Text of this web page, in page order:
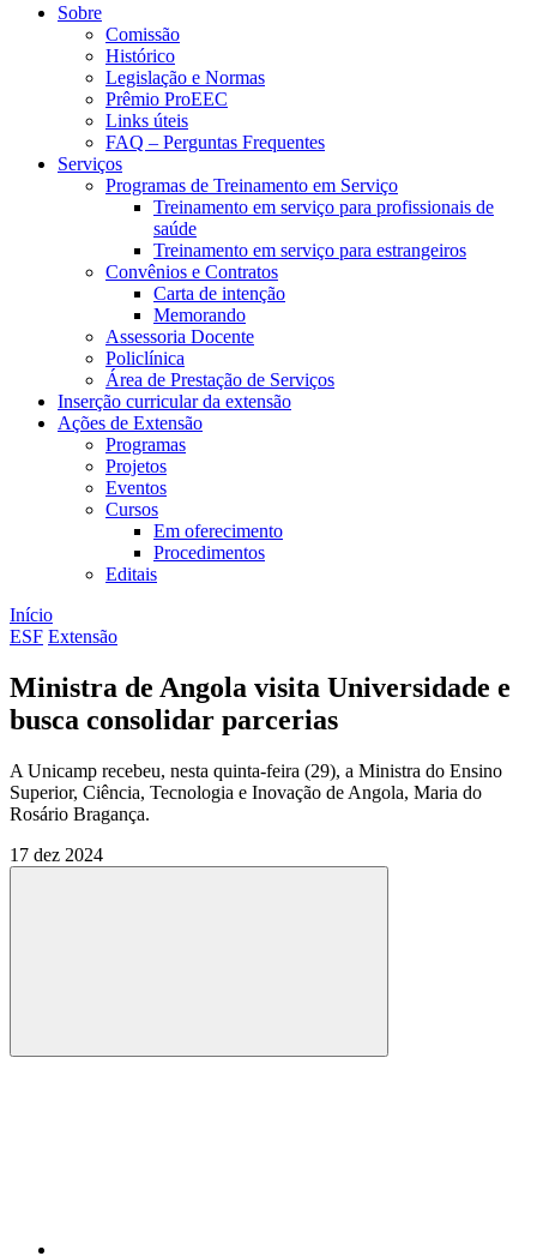
Sobre
Comissão
Histórico
Legislação e Normas
Prêmio ProEEC
Links úteis
FAQ – Perguntas Frequentes
Serviços
Programas de Treinamento em Serviço
Treinamento em serviço para profissionais de
saúde
Treinamento em serviço para estrangeiros
Convênios e Contratos
Carta de intenção
Memorando
Assessoria Docente
Policlínica
Área de Prestação de Serviços
Inserção curricular da extensão
Ações de Extensão
Programas
Projetos
Eventos
Cursos
Em oferecimento
Procedimentos
Editais
Início
ESF Extensão
Ministra de Angola visita Universidade e
busca consolidar parcerias
A Unicamp recebeu, nesta quinta-feira (29), a Ministra do Ensino
Superior, Ciência, Tecnologia e Inovação de Angola, Maria do
Rosário Bragança.
17 dez 2024
Compartilhar